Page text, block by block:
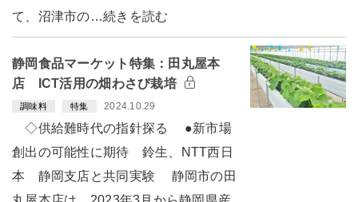
て、沼津市の…続きを読む
静岡食品マーケット特集：田丸屋本
店 ICT活用の畑わさび栽培
調味料 特集 2024.10.29
◇供給難時代の指針探る ●新市場
創出の可能性に期待 鈴生、NTT西日
本 静岡支店と共同実験 静岡市の田